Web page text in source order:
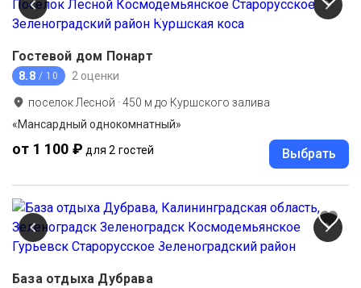
Гостевой дом Понарт
8.8 / 10 2 оценки
поселок Лесной ·450 м до Куршского залива
«Мансардный однокомнатный»
от 1 100 ₽ для 2 гостей Выбрать
База отдыха Дубрава